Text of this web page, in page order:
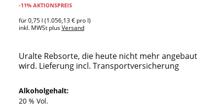
-11% AKTIONSPREIS
für 0,75 l (1.056,13 € pro l)
inkl. MWSt plusVersand
Uralte Rebsorte, die heute nicht mehr angebaut
wird. Lieferung incl. Transportversicherung
Alkoholgehalt:
20 % Vol.